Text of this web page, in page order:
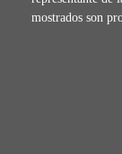
mostrados son